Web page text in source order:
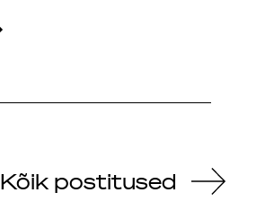
Kõik postitused